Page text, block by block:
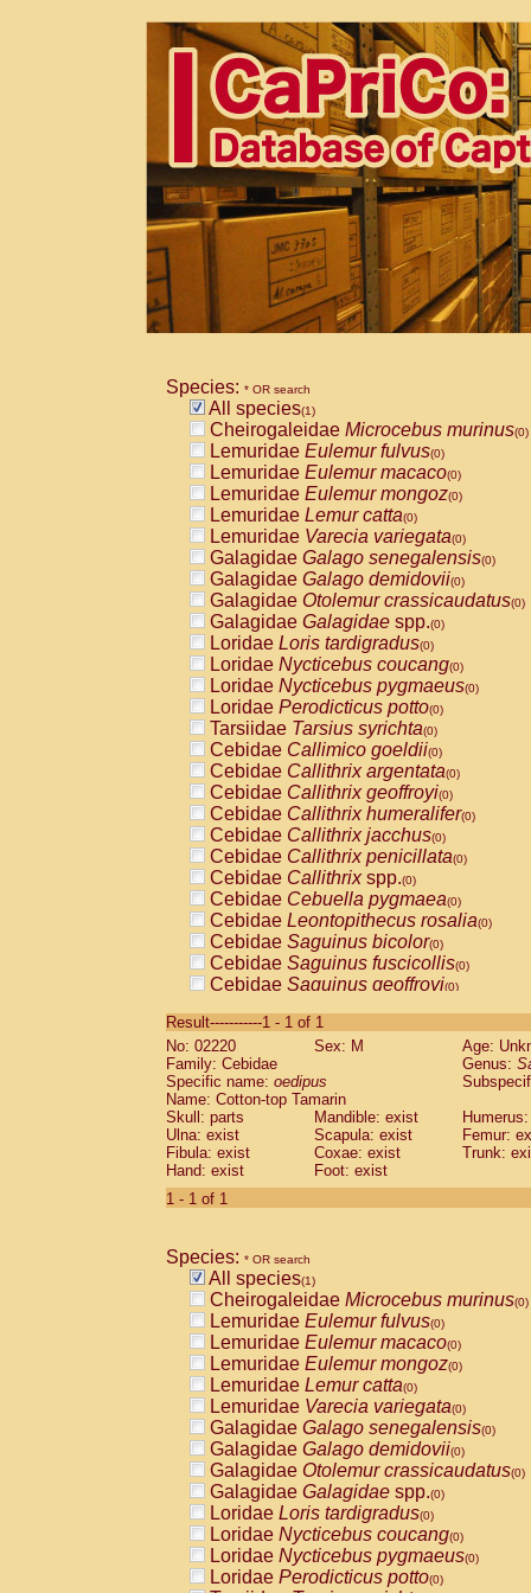
Species: * OR search
All species(1)
Cheirogaleidae Microcebus murinus(0)
Lemuridae Eulemur fulvus(0)
Lemuridae Eulemur macaco(0)
Lemuridae Eulemur mongoz(0)
Lemuridae Lemur catta(0)
Lemuridae Varecia variegata(0)
Galagidae Galago senegalensis(0)
Galagidae Galago demidovii(0)
Galagidae Otolemur crassicaudatus(0)
Galagidae Galagidae spp.(0)
Loridae Loris tardigradus(0)
Loridae Nycticebus coucang(0)
Loridae Nycticebus pygmaeus(0)
Loridae Perodicticus potto(0)
Tarsiidae Tarsius syrichta(0)
Cebidae Callimico goeldii(0)
Cebidae Callithrix argentata(0)
Cebidae Callithrix geoffroyi(0)
Cebidae Callithrix humeralifer(0)
Cebidae Callithrix jacchus(0)
Cebidae Callithrix penicillata(0)
Cebidae Callithrixspp.(0)
Cebidae Cebuella pygmaea(0)
Cebidae Leontopithecus rosalia(0)
Cebidae Saguinus bicolor(0)
Cebidae Saguinus fuscicollis(0)
Cebidae Saguinus geoffroyi(0)
CebidaeSaguinus labiatus(0)
Cebidae Saguinus leucopus (0)
Cebidae
CebidaeSaguinus mystax
Cebidae Saguinus nigricollis (0)
Cebidae Saguinus oedipus
Cebidae Saguinus weddelli
Cebidae Saguinusspp.
Cebidae
CebidaeCebus capucinus
CebidaeCebus nigrivittatus
CebidaeCebus spp.(0)
CebidaeSaimiri boliviensis(0)
CebidaeSaimiri sciureus(0)
AtelidaeAlouatta caraya(0)
AtelidaeAlouatta fusca(0)
AtelidaeAlouatta seniculus(0)
AtelidaeAlouattaspp.(0)
AtelidaeAteles belzebuth(0)
AtelidaeAteles geoffroyi(0)
AtelidaeAteles paniscus(0)
AtelidaeAtelesspp.(0)
AtelidaeLagothrix lagothricha(0)
AtelidaeLagothrix lagothricha cana
PitheciidaeCacajao calvus
Result-----------1 - 1 of 1
No: 02220
Sex: M
Age:
Family: Cebidae
Genus:
Specific name: oedipus
Name: Cotton-top Tamarin
Skull: parts
Mandible: exist
Ulna: exist
Scapula: exist
Femur:
Fibula: exist
Coxae: exist
Trunk:
Hand: exist
Foot: exist
1 - 1 of 1
Species: * OR search
All species(1)
Cheirogaleidae Microcebus murinus(0)
Lemuridae Eulemur fulvus(0)
Lemuridae Eulemur macaco(0)
Lemuridae Eulemur mongoz(0)
Lemuridae Lemur catta(0)
Lemuridae Varecia variegata(0)
Galagidae Galago senegalensis(0)
Galagidae Galago demidovii(0)
Galagidae Otolemur crassicaudatus(0)
Galagidae Galagidae spp.(0)
Loridae Loris tardigradus(0)
Loridae Nycticebus coucang(0)
Loridae Nycticebus pygmaeus(0)
Loridae Perodicticus potto(0)